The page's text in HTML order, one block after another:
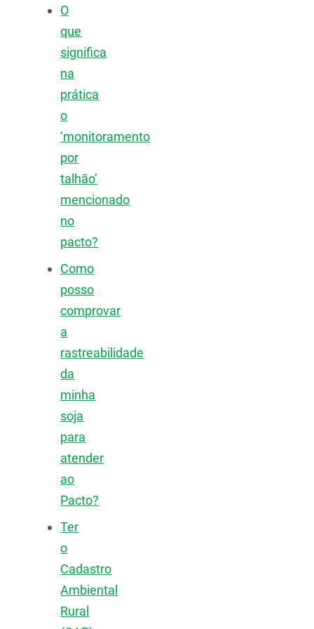
O
que
significa
na
prática
o
‘monitoramento
por
talhão’
mencionado
no
pacto?
Como
posso
comprovar
a
rastreabilidade
da
minha
soja
para
atender
ao
Pacto?
Ter
o
Cadastro
Ambiental
Rural